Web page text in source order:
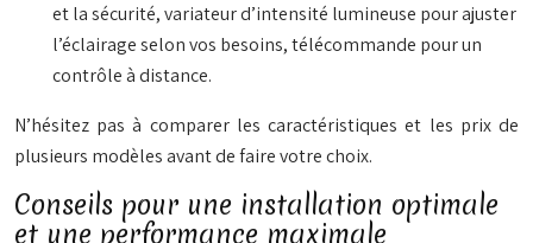
et la sécurité, variateur d’intensité lumineuse pour ajuster
l’éclairage selon vos besoins, télécommande pour un
contrôle à distance.
N’hésitez pas à comparer les caractéristiques et les prix de
plusieurs modèles avant de faire votre choix.
Conseils pour une installation optimale
et une performance maximale